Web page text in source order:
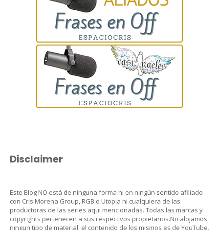
Disclaimer
Este Blog NO está de ninguna forma ni en ningún sentido afiliado
con Cris Morena Group, RGB o Utopia ni cualquiera de las
productoras de las series aqui mencionadas. Todas las marcas y
copyrights pertenecen a sus respectivos propietarios.No alojamos
ningun tipo de material, el contenido de los mismos es de YouTube,